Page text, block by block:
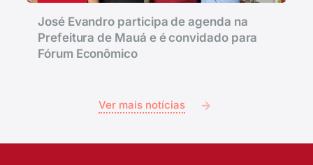
José Evandro participa de agenda na
Prefeitura de Mauá e é convidado para
Fórum Econômico
Ver mais notícias